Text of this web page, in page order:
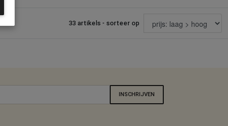
33 artikels - sorteer op
INSCHRIJVEN